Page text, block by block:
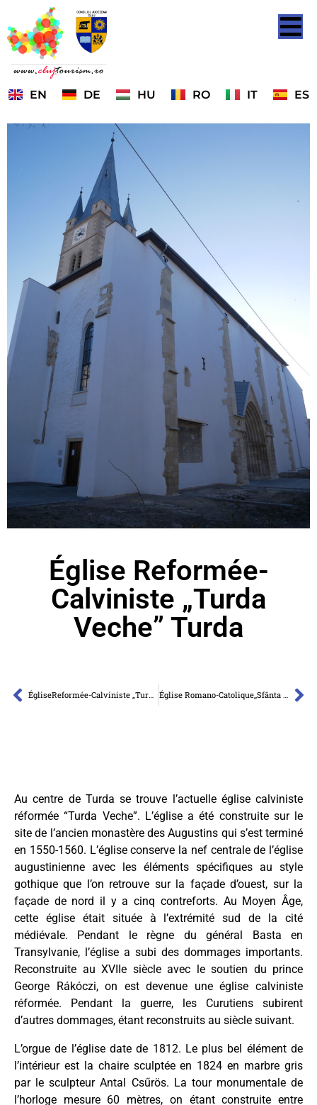
EN DE HU RO IT ES
Église Reformée-
Calviniste „Turda
Veche” Turda
ÉgliseReformée-Calviniste „Turda Nouă” Turda Église Romano-Catolique,,Sfânta Maria” Turda
Au centre de Turda se trouve l’actuelle église calviniste
réformée “Turda Veche”. L’église a été construite sur le
site de l’ancien monastère des Augustins qui s’est terminé
en 1550-1560. L’église conserve la nef centrale de l’église
augustinienne avec les éléments spécifiques au style
gothique que l’on retrouve sur la façade d’ouest, sur la
façade de nord il y a cinq contreforts. Au Moyen Âge,
cette église était située à l’extrémité sud de la cité
médiévale. Pendant le règne du général Basta en
Transylvanie, l’église a subi des dommages importants.
Reconstruite au XVIIe siècle avec le soutien du prince
George Rákóczi, on est devenue une église calviniste
réformée. Pendant la guerre, les Curutiens subirent
d’autres dommages, étant reconstruits au siècle suivant.
L’orgue de l’église date de 1812. Le plus bel élément de
l’intérieur est la chaire sculptée en 1824 en marbre gris
par le sculpteur Antal Csűrös. La tour monumentale de
l’horloge mesure 60 mètres, on étant construite entre